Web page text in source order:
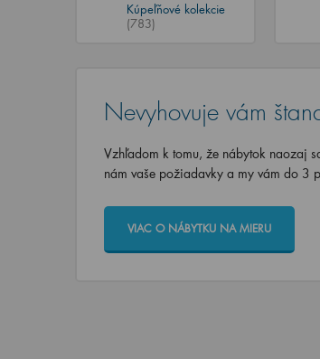
Kúpeľňové kolekcie
(783)
Nevyhovuje vám
Vzhľadom k tomu, že nábytok naozaj
nám vaše požiadavky a my vám do 3
VIAC O NÁBYTKU NA MIERU